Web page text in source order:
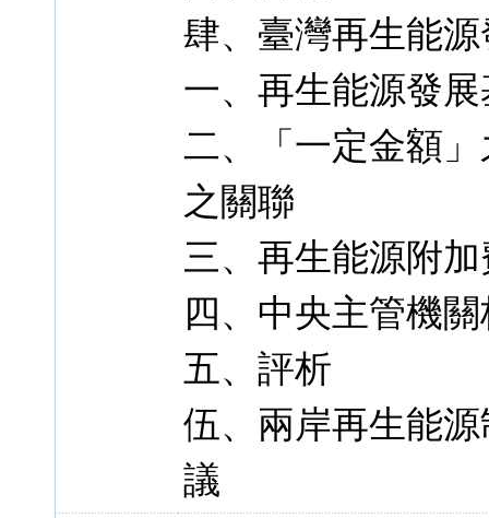
肆、臺灣再生能
一、再生能源發
二、「一定金額
之關聯
三、再生能源附
四、中央主管機
五、評析
伍、兩岸再生能
議